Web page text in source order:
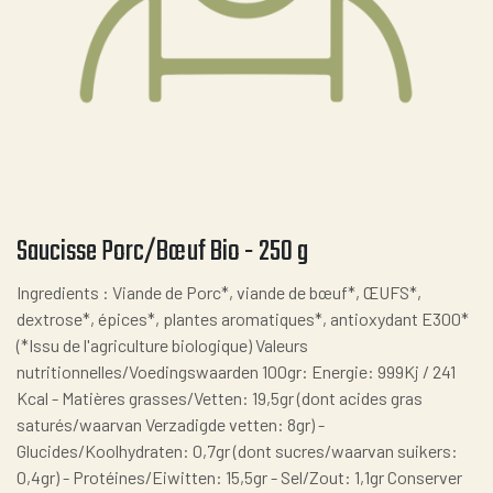
Saucisse Porc/Bœuf Bio - 250 g
Ingredients : Viande de Porc*, viande de bœuf*, ŒUFS*,
dextrose*, épices*, plantes aromatiques*, antioxydant E300*
(*Issu de l'agriculture biologique) Valeurs
nutritionnelles/Voedingswaarden 100gr: Energie: 999Kj / 241
Kcal - Matières grasses/Vetten: 19,5gr (dont acides gras
saturés/waarvan Verzadigde vetten: 8gr) -
Glucides/Koolhydraten: 0,7gr (dont sucres/waarvan suikers:
0,4gr) - Protéines/Eiwitten: 15,5gr - Sel/Zout: 1,1gr Conserver